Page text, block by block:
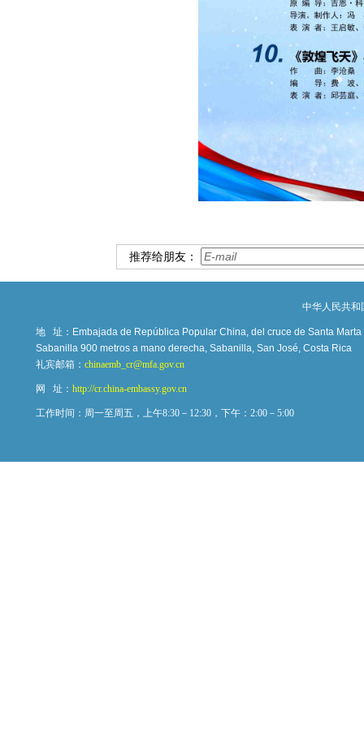
推荐给朋友：
中华人民共和
地 址： Embajada de República Popular China, del cruce de Santa
Sabanilla 900 metros a mano derecha, Sabanilla, San José, Costa Rica
礼宾邮箱： chinaemb_cr@mfa.gov.cn
网 址： http://cr.china-embassy.gov.cn
工作时间：周一至周五，上午8:30－12:30，下午：2:00－5:00